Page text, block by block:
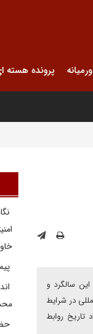
پرونده هسته
سالگرد و
در شرایط
روابط